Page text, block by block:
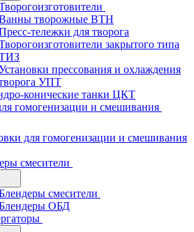
творожные ВТН
тележки для творога
закрытого типа
прессования и охлаждения
УПТ
конические танки ЦКТ
гомогенизации и смешивания
для гомогенизации и смешивания
смесители
смесители
ОБД